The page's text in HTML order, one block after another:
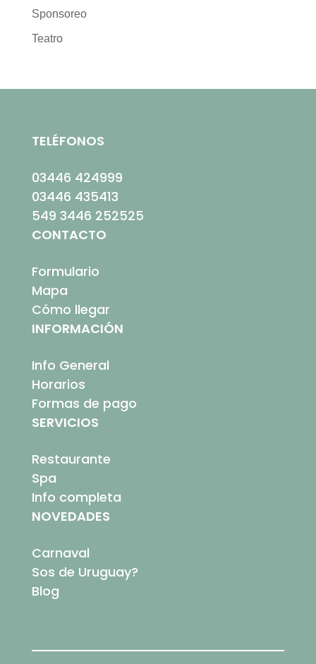
Sponsoreo
Teatro
TELÉFONOS
03446 424999
03446 435413
549 3446 252525
CONTACTO
Formulario
Mapa
Cómo llegar
INFORMACIÓN
Info General
Horarios
Formas de pago
SERVICIOS
Restaurante
Spa
Info completa
NOVEDADES
Carnaval
Sos de Uruguay?
Blog